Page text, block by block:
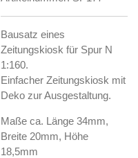
Bausatz eines
Zeitungskiosk für Spur N
1:160.
Einfacher Zeitungskiosk mit
Deko zur Ausgestaltung.
Maße ca. Länge 34mm,
Breite 20mm, Höhe
18,5mm